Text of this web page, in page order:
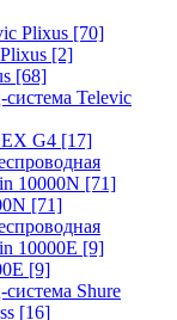
Plixus [70]
[2]
[68]
Televic
G4 [17]
10000N [71]
[71]
10000E [9]
[9]
Shure
[16]